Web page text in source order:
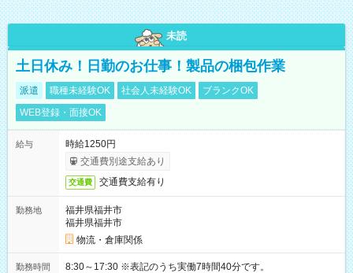
未読
土日休み！日勤のお仕事！製品の梱包作業
派遣 職種未経験OK 社会人未経験OK
ブランクOK
WEB登録・面接OK
給与
時給1250円
交通費別途支給あり
交通費 交通費支給有り
勤務地
福井県福井市
福井県福井市
物流・倉庫関係
勤務時間 8:30～17:30 ※表記のうち実働7時間40分です。